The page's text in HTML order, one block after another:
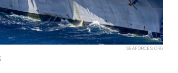
SEAFORCES.ORG